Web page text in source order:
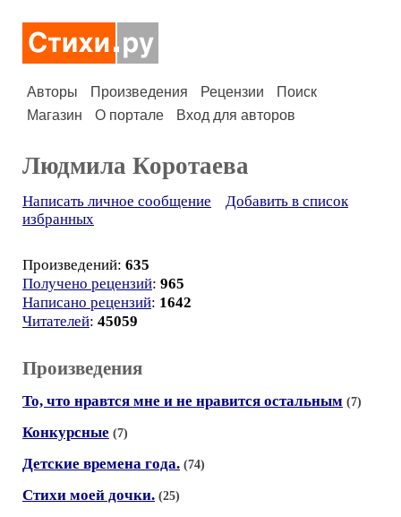
Авторы Произведения Рецензии
Поиск
Магазин
О портале Вход для авторов
Людмила Коротаева
Написать личное сообщение
Добавить в список
избранных
Произведений: 635
Получено рецензий: 965
Написано рецензий: 1642
Читателей: 45059
Произведения
То, что нравтся мне и не нравится остальным (7)
Конкурсные (7)
Детские времена года. (74)
Стихи моей дочки. (25)